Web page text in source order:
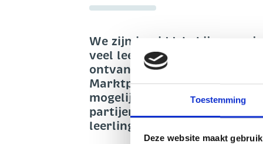
Toestemming
Deze website maakt
We zijn inmiddels bijna een
veel leerlingen hun bestelde
ontvangen. Met Iddink,
Marktpartijen) zijn toen
mogelijk bij de leerlingen te
partijen in de keten konden
leerlingen worden bezorgd.